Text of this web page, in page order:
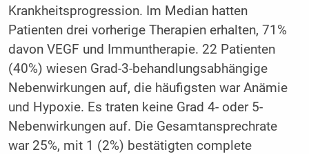
Krankheitsprogression. Im Median hatten
Patienten drei vorherige Therapien erhalten, 71%
davon VEGF und Immuntherapie. 22 Patienten
(40%) wiesen Grad-3-behandlungsabhängige
Nebenwirkungen auf, die häufigsten war Anämie
und Hypoxie. Es traten keine Grad 4- oder 5-
Nebenwirkungen auf. Die Gesamtansprechrate
war 25%, mit 1 (2%) bestätigten complete